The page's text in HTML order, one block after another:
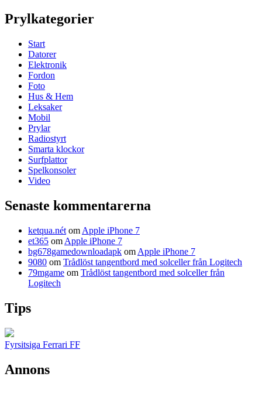
Prylkategorier
Start
Datorer
Elektronik
Fordon
Foto
Hus & Hem
Leksaker
Mobil
Prylar
Radiostyrt
Smarta klockor
Surfplattor
Spelkonsoler
Video
Senaste kommentarerna
ketqua.nét om Apple iPhone 7
et365 om Apple iPhone 7
bg678gamedownloadapk om Apple iPhone 7
9080 om Trådlöst tangentbord med solceller från Logitech
79mgame om Trådlöst tangentbord med solceller från
Logitech
Tips
Fyrsitsiga Ferrari FF
Annons